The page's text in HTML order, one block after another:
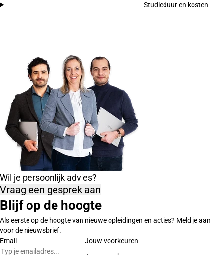
Studieduur en kosten
Wil je persoonlijk advies?
Vraag een gesprek aan
Blijf op de hoogte
Als eerste op de hoogte van nieuwe opleidingen en acties? Meld je aan
voor de nieuwsbrief.
Email
Jouw voorkeuren